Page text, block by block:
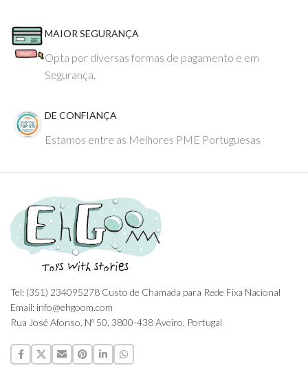
MAIOR SEGURANÇA
Opta por diversas formas de pagamento e em
Segurança.
DE CONFIANÇA
Estamos entre as Melhores PME Portuguesas
Tel: (351) 234095278 Custo de Chamada para Rede Fixa Nacional
Email: info@ehgoom.com
Rua José Afonso, Nº 50, 3800-438 Aveiro, Portugal